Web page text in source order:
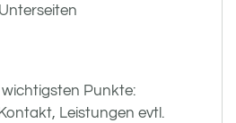
Punkte:
Leistungen evtl.